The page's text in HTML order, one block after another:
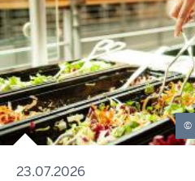
23.07.2026